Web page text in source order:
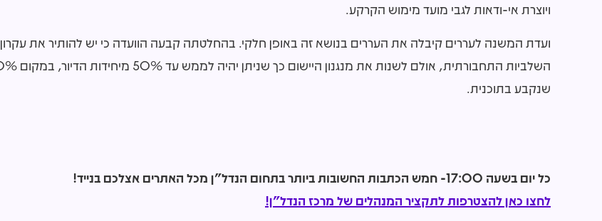
ויוצרת אי-ודאות לגבי מועד מימוש הקרקע.
ועדת המשנה לעררים קיבלה את העררים בנושא זה באופן חלקי. בהחלטתה קבעה הוועדה כי יש להותיר את עקרון
שנקבע בתוכנית.
כל יום בשעה 17:00- חמש הכתבות החשובות ביותר בתחום הנדל"ן מכל האתרים אצלכם בנייד!
לחצו כאן להצטרפות לתקציר המנהלים של מרכז הנדל"ן!